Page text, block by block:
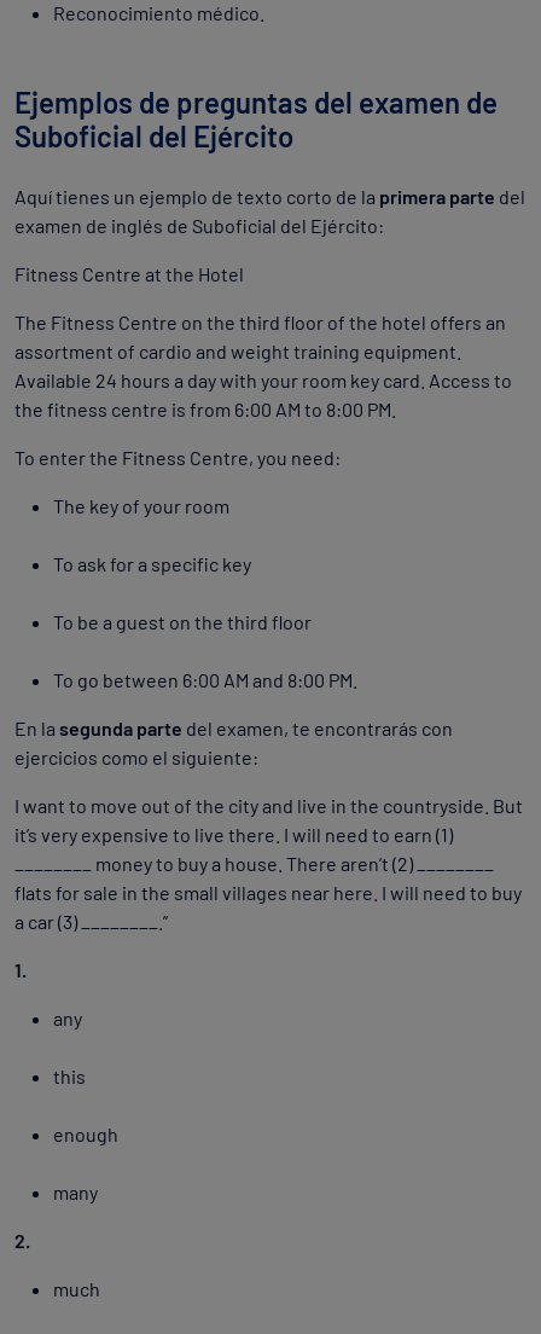
Reconocimiento médico.
Ejemplos de preguntas del examen de
Suboficial del Ejército
Aquí tienes un ejemplo de texto corto de la primera parte del
examen de inglés de Suboficial del Ejército:
Fitness Centre at the Hotel
The Fitness Centre on the third floor of the hotel offers an
assortment of cardio and weight training equipment.
Available 24 hours a day with your room key card. Access to
the fitness centre is from 6:00 AM to 8:00 PM.
To enter the Fitness Centre, you need:
The key of your room
To ask for a specific key
To be a guest on the third floor
To go between 6:00 AM and 8:00 PM.
En la segunda parte del examen, te encontrarás con
ejercicios como el siguiente:
I want to move out of the city and live in the countryside. But
it’s very expensive to live there. I will need to earn (1)
________ money to buy a house. There aren’t (2) ________
flats for sale in the small villages near here. I will need to buy
a car (3) ________.”
1.
any
this
enough
many
2.
much